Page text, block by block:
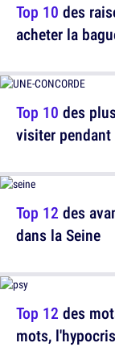
Top 10 des
visiter pendant
Top 12 des
mots,
Top 10 des
acheter la
Top 12 des
dans la Seine